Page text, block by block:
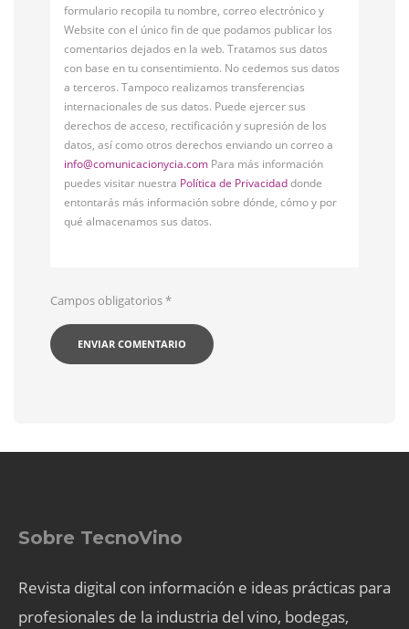
formulario recopila tu nombre, correo electrónico y
Website con el único fin de que podamos publicar los
comentarios dejados en la web. Tratamos sus datos
con base en tu consentimiento. No cedemos sus datos
a terceros. Tampoco realizamos transferencias
internacionales de sus datos. Puede ejercer sus
derechos de acceso, rectificación y supresión de los
datos, así como otros derechos enviando un correo a
info@comunicacionycia.com Para más información
puedes visitar nuestra Política de Privacidaddonde
entontarás más información sobre dónde, cómo y por
qué almacenamos sus datos.
Campos obligatorios*
Sobre TecnoVino
Revista digital con información e ideas prácticas para
profesionales de la industria del vino, bodegas,